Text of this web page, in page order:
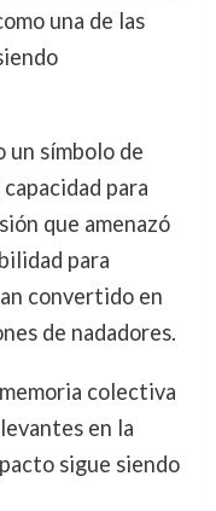
una de las
un símbolo de
para
que amenazó
para
convertido en
de nadadores.
colectiva
en la
sigue siendo